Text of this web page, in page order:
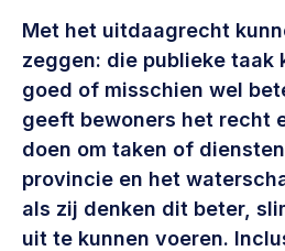
Financiën
Financieringsvormen,
Organisatie en beheer
Bestuur, horeca, evenementen,
Vrijwilligers en medewerkers
Werving, contracten en
Contact
Nieuws
Opinie
Bijeenkomsten
Met het uitdaagrecht
zeggen: die publieke taak
goed of misschien wel
geeft bewoners het recht
doen om taken of
provincie en het
als zij denken dit beter,
uit te kunnen voeren.